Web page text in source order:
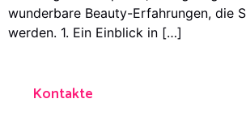
wunderbare Beauty-Erfahrungen, die
werden. 1. Ein Einblick in […]
Kontakte